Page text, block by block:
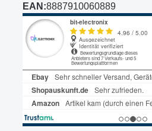
EAN:8887910060889